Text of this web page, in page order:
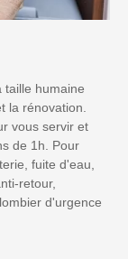
taille humaine
la rénovation.
vous servir et
de 1h. Pour
fuite d'eau,
retour,
d'urgence